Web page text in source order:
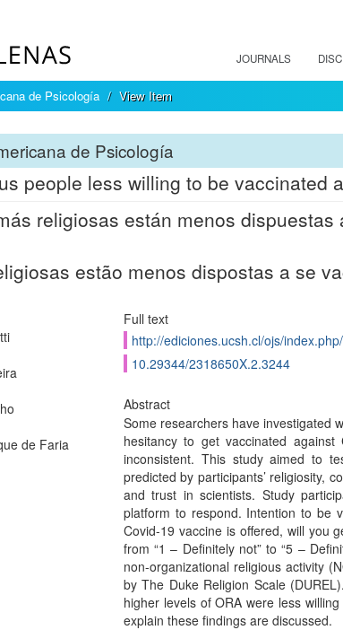
JOURNALS
de Psicología View Item
de Psicología
people less willing to be vaccinated
religiosas están menos dispuestas
estão menos dispostas a se
de Faria
Full text
http://ediciones.ucsh.cl/ojs/
10.29344/2318650X.2.3244
Abstract
Some researchers have investigated
hesitancy to get vaccinated
inconsistent. This study aimed to
predicted by participants’ religiosity,
and trust in scientists. Study
platform to respond. Intention to be
Covid-19 vaccine is offered, will you
from “1 – Definitely not” to “5 –
non-organizational religious activity
by The Duke Religion Scale
higher levels of ORA were less
explain these findings are discussed.